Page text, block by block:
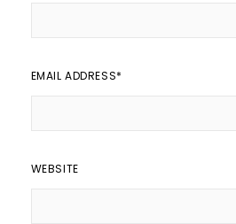
EMAIL ADDRESS*
WEBSITE